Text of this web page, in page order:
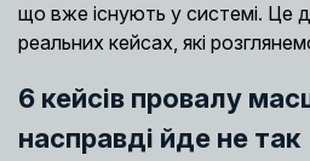
що вже існують у системі. Це
реальних кейсах, які
6 кейсів провалу
насправді йде не так